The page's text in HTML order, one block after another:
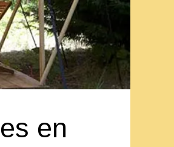
en